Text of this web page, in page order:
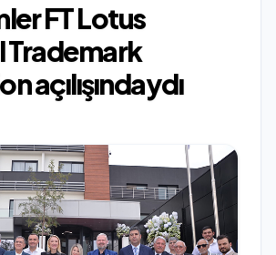
FT Lotus
Trademark
açılışındaydı